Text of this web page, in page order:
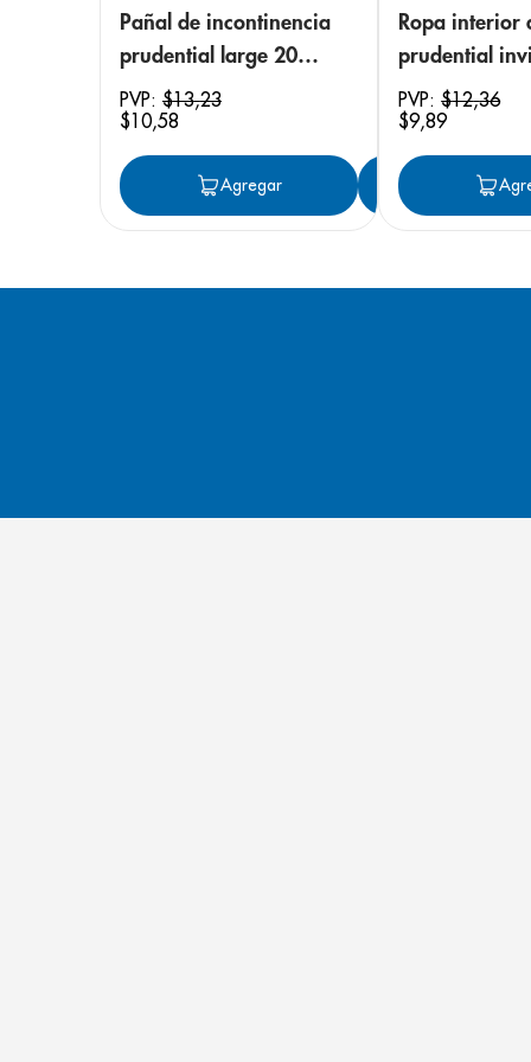
Pañal de incontinencia
prudential large 20
unidades
PVP: $13,23
$10,58
Agregar Agregar
Ropa interior
prudential
small/
unidades
PVP:$12,36
$9,89